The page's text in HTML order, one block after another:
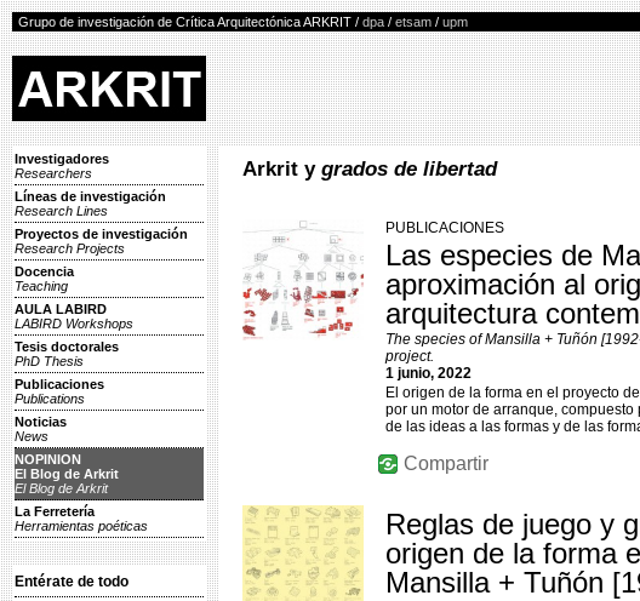
Grupo de investigación de Crítica Arquitectónica ARKRIT / dpa / etsam / upm
Investigadores
Researchers
Líneas de investigación
Research Lines
Proyectos de investigación
Research Projects
Docencia
Teaching
AULA LABIRD
LABIRD Workshops
Tesis doctorales
PhD Thesis
Publicaciones
Publications
Noticias
News
NOPINION
El Blog de Arkrit
El Blog de Arkrit
La Ferretería
Herramientas poéticas
Entérate de todo
Arkrit y grados de libertad
PUBLICACIONES
Las especies de
aproximación al
arquitectura
The species of Mansilla + Tuñón
project.
1 junio, 2022
El origen de la forma en el proyecto
por un motor de arranque,
de las ideas a las formas y de las
Compartir
Reglas de juego y
origen de la forma
Mansilla + Tuñón